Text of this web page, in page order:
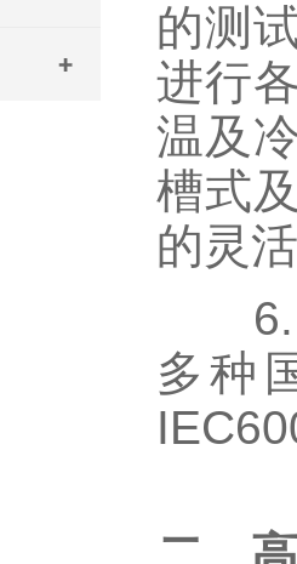
的测
进行
温及
槽式
的灵
多种